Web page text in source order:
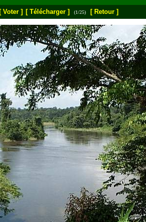
[ Voter ] [ Télécharger ] (1/25) [ Retour ]